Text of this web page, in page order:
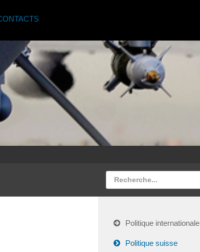
Politique internationale
Politique suisse